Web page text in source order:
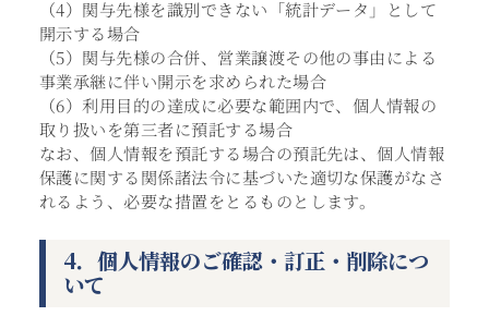
（4）関与先様を識別できない「統計データ」として
開示する場合
（5）関与先様の合併、営業譲渡その他の事由による
事業承継に伴い開示を求められた場合
（6）利用目的の達成に必要な範囲内で、個人情報の
取り扱いを第三者に預託する場合
なお、個人情報を預託する場合の預託先は、個人情報
保護に関する関係諸法令に基づいた適切な保護がなさ
れるよう、必要な措置をとるものとします。
4．個人情報のご確認・訂正・削除につ
いて